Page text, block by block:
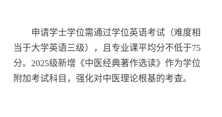
申请学士学位需通过学位英语考试（难度相
当于大学英语三级），且专业课平均分不低于75
分。2025级新增《中医经典著作选读》作为学位
附加考试科目，强化对中医理论根基的考查。